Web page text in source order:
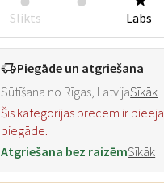
Slikts Labs
Piegāde un atgriešana
Sūtīšana no Rīgas, LatvijaSīkāk
Šīs kategorijas precēm ir
piegāde.
Atgriešana bez raizēmSīkāk